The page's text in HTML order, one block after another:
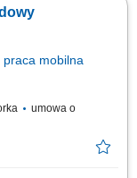
tradycyjnego
wykonania prac;
praca mobilna
umowa o